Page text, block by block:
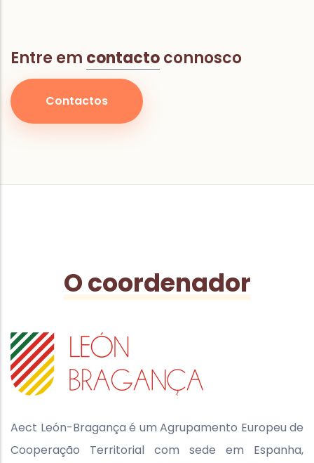
Entre em contactoconnosco
Contactos
O coordenador
Aect León-Bragança é um Agrupamento Europeu de
Cooperação Territorial com sede em Espanha,